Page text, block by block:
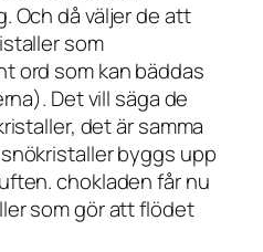
Och då väljer de att
som
ord som kan bäddas
Det vill säga de
det är samma
byggs upp
chokladen får nu
som gör att flödet